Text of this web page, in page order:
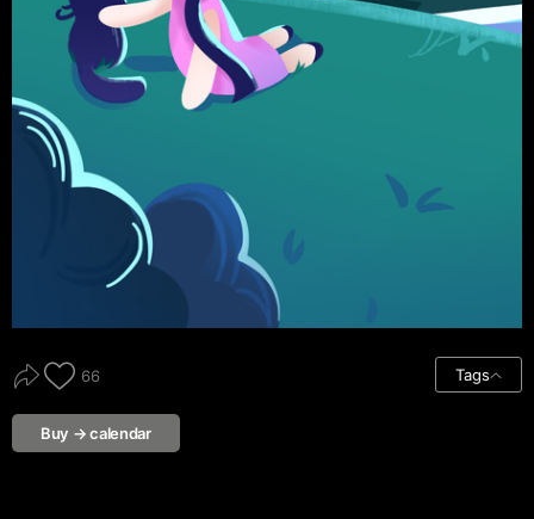
66 Tags
Buy → calendar